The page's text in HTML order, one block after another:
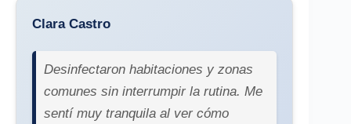
Clara Castro
Desinfectaron habitaciones y zonas
comunes sin interrumpir la rutina. Me
sentí muy tranquila al ver cómo